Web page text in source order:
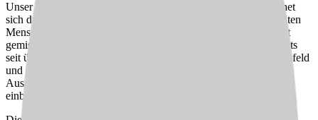
Unser Team besteht aus 50 bis 60 Mitarbeiter:innen und zeichnet
sich durch seine Internationalität und Vielfalt aus. Bei uns arbeiten
Menschen aus verschiedenen Nationen, die ein junges und bunt
gemischtes Team bilden. Einige unserer Kolleg:innen sind bereits
seit über 15 Jahren bei uns, was für ein harmonisches Arbeitsumfeld
und eine hohe Zufriedenheit spricht. Zudem haben wir 10
Auszubildende, die frischen Wind und neue Perspektiven
einbringen.